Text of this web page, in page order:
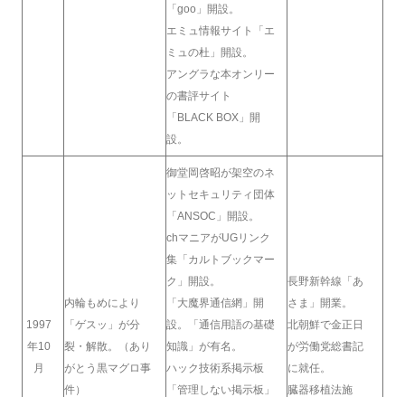
「goo」開設。
エミュ情報サイト「エ
ミュの杜」開設。
アングラな本オンリー
の書評サイト
「BLACK BOX」開
設。
1997
年10
月
内輪もめにより
「ゲスッ」が分
裂・解散。（あり
がとう黒マグロ事
件）
御堂岡啓昭が架空のネ
ットセキュリティ団体
「ANSOC」開設。
chマニアがUGリンク
集「カルトブックマー
ク」開設。
「大魔界通信網」開
設。「通信用語の基礎
知識」が有名。
ハック技術系掲示板
「管理しない掲示板」
長野新幹線「あ
さま」開業。
北朝鮮で金正日
が労働党総書記
に就任。
臓器移植法施